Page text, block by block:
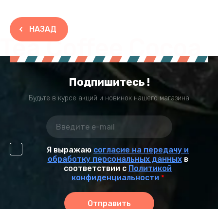
НАЗАД
Tea Coffee Cocoa
Подпишитесь !
Будьте в курсе акций и новинок нашего магазина
Я выражаю согласие на передачу и
обработку персональных данныхв
соответствии с Политикой
конфиденциальности *
Отправить